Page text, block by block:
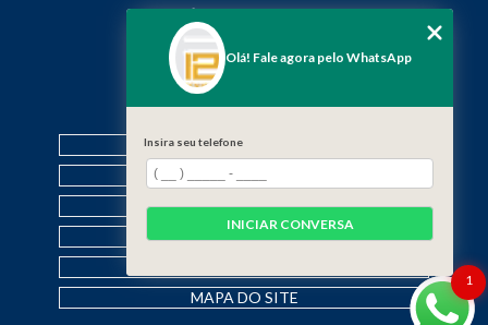
(19) 99968-7979
contato@f12engenharia.com.br
MENU
HOME
QUEM SOMOS
SERVIÇOS
CONTATO
MAPA DO SITE
1
Olá! Fale agora pelo WhatsApp
Insira seu telefone
INICIAR CONVERSA